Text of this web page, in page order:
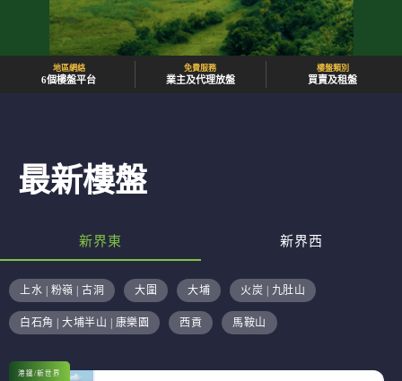
地區網絡
6個樓盤平台
免費服務
業主及代理放盤
樓盤類別
買賣及租盤
最新樓盤
新界東 新界西
上水 | 粉嶺 | 古洞 大圍 大埔 火炭 | 九肚山
白石角 | 大埔半山 | 康樂園 西貢 馬鞍山
港鐵/新世界